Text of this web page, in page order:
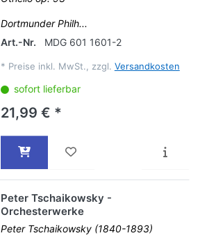
Dortmunder Philh...
Art.-Nr.
MDG 601 1601-2
* Preise inkl. MwSt., zzgl. Versandkosten
sofort lieferbar
21,99 € *
Peter Tschaikowsky -
Orchesterwerke
Peter Tschaikowsky (1840-1893)